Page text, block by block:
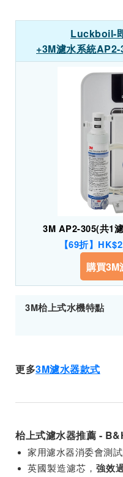
Luckboil-
+3M濾水系統
3M AP2-305(共1
【69折】
購買3M
3M枱上式水機特點
更多3M濾水器款式
枱上式濾水器推薦 -
家用濾水器消委會測
英國製造濾芯，強效